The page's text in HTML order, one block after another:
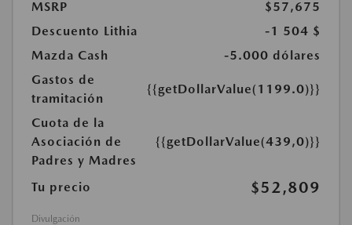
MSRP
$57,675
Descuento Lithia
-1 504 $
Mazda Cash
-5.000 dólares
Gastos de
tramitación
{{getDollarValue(1199.0)}}
Cuota de la
Asociación de
Padres y Madres
{{getDollarValue(439,0)}}
Tu precio $52,809
Divulgación